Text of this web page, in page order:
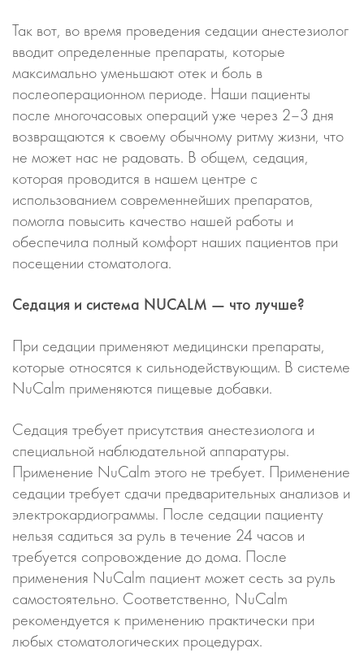
Так вот, во время проведения седации анестезиолог
вводит определенные препараты, которые
максимально уменьшают отек и боль в
послеоперационном периоде. Наши пациенты
после многочасовых операций уже через 2–3 дня
возвращаются к своему обычному ритму жизни, что
не может нас не радовать. В общем, седация,
которая проводится в нашем центре с
использованием современнейших препаратов,
помогла повысить качество нашей работы и
обеспечила полный комфорт наших пациентов при
посещении стоматолога.
Седация и система NUCALM — что лучше?
При седации применяют медицински препараты,
которые относятся к сильнодействующим. В системе
NuCalm применяются пищевые добавки.
Седация требует присутствия анестезиолога и
специальной наблюдательной аппаратуры.
Применение NuCalm этого не требует. Применение
седации требует сдачи предварительных анализов и
электрокардиограммы. После седации пациенту
нельзя садиться за руль в течение 24 часов и
требуется сопровождение до дома. После
применения NuCalm пациент может сесть за руль
самостоятельно. Соответственно, NuCalm
рекомендуется к применению практически при
любых стоматологических процедурах.